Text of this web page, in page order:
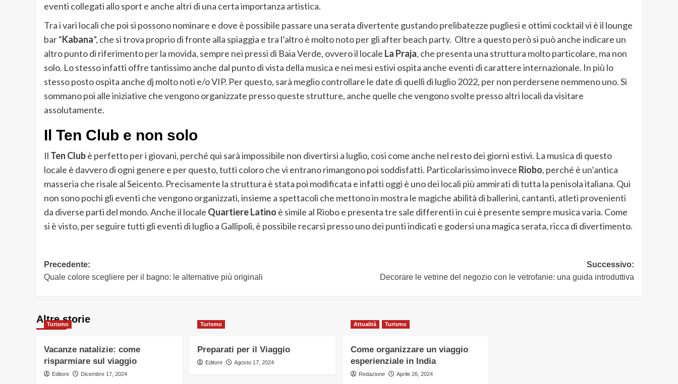
eventi collegati allo sport e anche altri di una certa importanza artistica.
Tra i vari locali che poi si possono nominare e dove è possibile passare una serata divertente gustando prelibatezze pugliesi e ottimi cocktail vi è il lounge
bar “Kabana”, che si trova proprio di fronte alla spiaggia e tra l’altro è molto noto per gli after beach party. Oltre a questo però si può anche indicare un
altro punto di riferimento per la movida, sempre nei pressi di Baia Verde, ovvero il locale La Praja, che presenta una struttura molto particolare, ma non
solo. Lo stesso infatti offre tantissimo anche dal punto di vista della musica e nei mesi estivi ospita anche eventi di carattere internazionale. In più lo
stesso posto ospita anche dj molto noti e/o VIP. Per questo, sarà meglio controllare le date di quelli di luglio 2022, per non perdersene nemmeno uno. Si
sommano poi alle iniziative che vengono organizzate presso queste strutture, anche quelle che vengono svolte presso altri locali da visitare
assolutamente.
Il Ten Club e non solo
Il Ten Clubè perfetto per i giovani, perché qui sarà impossibile non divertirsi a luglio, così come anche nel resto dei giorni estivi. La musica di questo
locale è davvero di ogni genere e per questo, tutti coloro che vi entrano rimangono poi soddisfatti. Particolarissimo invece Riobo, perché è un’antica
masseria che risale al Seicento. Precisamente la struttura è stata poi modificata e infatti oggi è uno dei locali più ammirati di tutta la penisola italiana. Qui
non sono pochi gli eventi che vengono organizzati, insieme a spettacoli che mettono in mostra le magiche abilità di ballerini, cantanti, atleti provenienti
da diverse parti del mondo. Anche il locale Quartiere Latino è simile al Riobo e presenta tre sale differenti in cui è presente sempre musica varia. Come
si è visto, per seguire tutti gli eventi di luglio a Gallipoli, è possibile recarsi presso uno dei punti indicati e godersi una magica serata, ricca di divertimento.
Navigazione
articolo
Precedente:
Quale colore scegliere per il bagno: le alternative più originali
Successivo:
Decorare le vetrine del negozio con le vetrofanie: una guida introduttiva
Altre storie
Turismo
Vacanze natalizie: come
risparmiare sul viaggio
Editore Dicembre 17, 2024
Turismo
Preparati per il Viaggio
Editore Agosto 17, 2024
Attualità Turismo
Come organizzare un viaggio
esperienziale in India
Redazione Aprile 26, 2024